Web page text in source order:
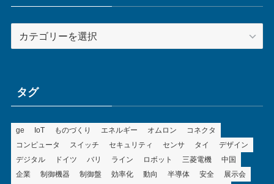
テ
ータグ
ge IoT ものづくり エネルギー オムロン
コネクタ
コンピュータ
スイッチ セキュリティ センサ タイ
デザイン
デジタル
ドイツ バリ ライン ロボット 三菱電機
中国
企業
制御機器 制御盤 効率化 動向 半導体 安全 展示会